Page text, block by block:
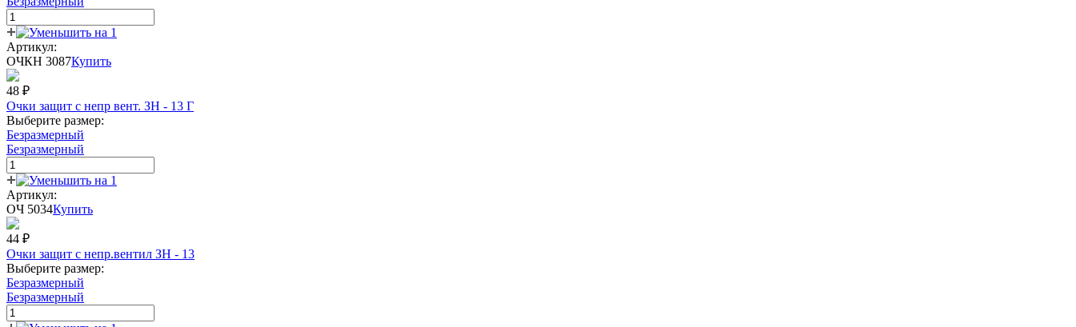
Артикул:
ОЧКН 3087Купить
48 ₽
Очки защит с непр вент. ЗН - 13 Г
Выберите размер:
Безразмерный
Безразмерный
Артикул:
ОЧ 5034Купить
44 ₽
Очки защит с непр.вентил ЗН - 13
Выберите размер:
Безразмерный
Безразмерный